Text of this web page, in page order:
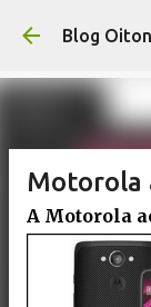
Blog Oiton
Motorola
A Motorola